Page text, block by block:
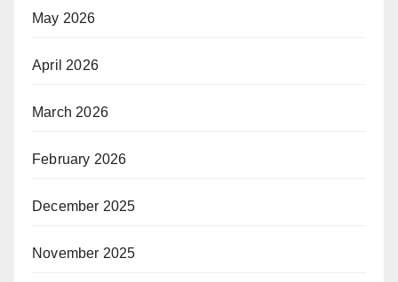
May 2026
April 2026
March 2026
February 2026
December 2025
November 2025